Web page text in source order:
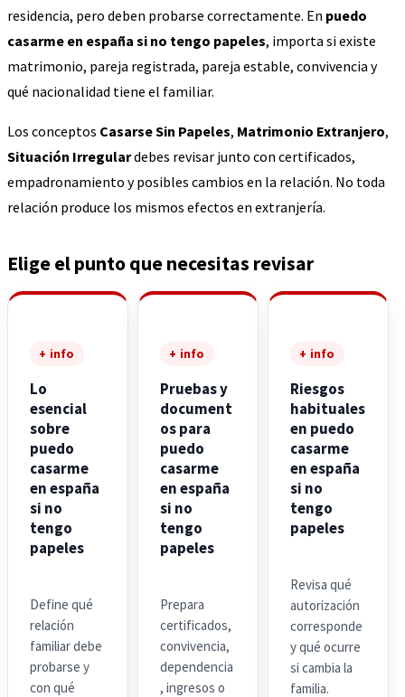
residencia, pero deben probarse correctamente. En puedo
casarme en españa si no tengo papeles, importa si existe
matrimonio, pareja registrada, pareja estable, convivencia y
qué nacionalidad tiene el familiar.
Los conceptos Casarse Sin Papeles, Matrimonio Extranjero,
Situación Irregulardebes revisar junto con certificados,
empadronamiento y posibles cambios en la relación. No toda
relación produce los mismos efectos en extranjería.
Elige el punto que necesitas revisar
+ info
Lo
esencial
sobre
puedo
casarme
en españa
si no
tengo
papeles
Define qué
relación
familiar debe
probarse y
con qué
+ info
Pruebas y
document
os para
puedo
casarme
en españa
si no
tengo
papeles
Prepara
certificados,
convivencia,
dependencia
, ingresos o
+ info
Riesgos
habituales
en puedo
casarme
en españa
si no
tengo
papeles
Revisa qué
autorización
corresponde
y qué ocurre
si cambia la
familia.